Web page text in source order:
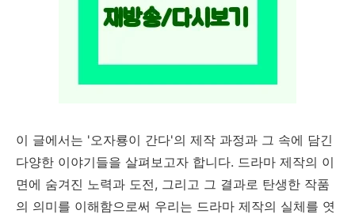
이 글에서는 '오자룡이 간다'의 제작 과정과 그 속에 담긴
다양한 이야기들을 살펴보고자 합니다. 드라마 제작의 이
면에 숨겨진 노력과 도전, 그리고 그 결과로 탄생한 작품
의 의미를 이해함으로써 우리는 드라마 제작의 실체를 엿